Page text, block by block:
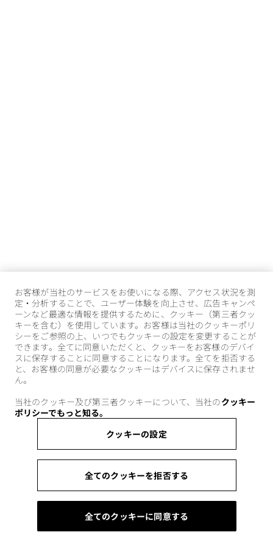
お客様が当社のサービスをお使いになる際、アクセス状況を測
定・分析することで、ユーザー体験を向上させ、広告キャンペ
ーンなど最適な情報を提供するために、クッキー（第三者クッ
キーを含む）を使用しています。お客様は当社のクッキーポリ
シーをご参照の上、いつでもクッキーの設定を変更することが
できます。全てに同意いただくと、クッキーをお客様のデバイ
スに保存することに同意することになります。全てを拒否する
と、お客様の同意が必要なクッキーはデバイスに保存されませ
ん。
当社のクッキー及び第三者クッキーについて、当社のクッキー
ポリシーでもっと知る。
クッキーの設定
全てのクッキーを拒否する
全てのクッキーに同意する